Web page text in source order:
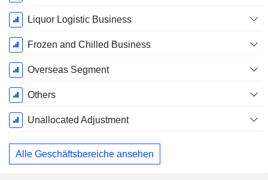
Geschäftsjahres:
September
Liquor Logistic Business
Frozen and Chilled Business
Overseas Segment
Others
Unallocated Adjustment
Alle Geschäftsbereiche ansehen